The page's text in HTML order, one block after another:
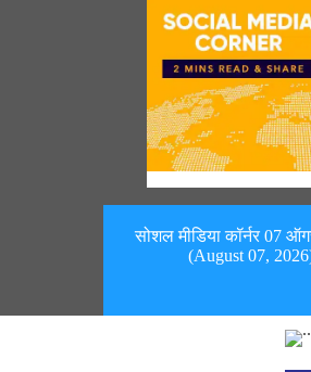
सोशल मीडिया कॉर्नर 07
(August 07,